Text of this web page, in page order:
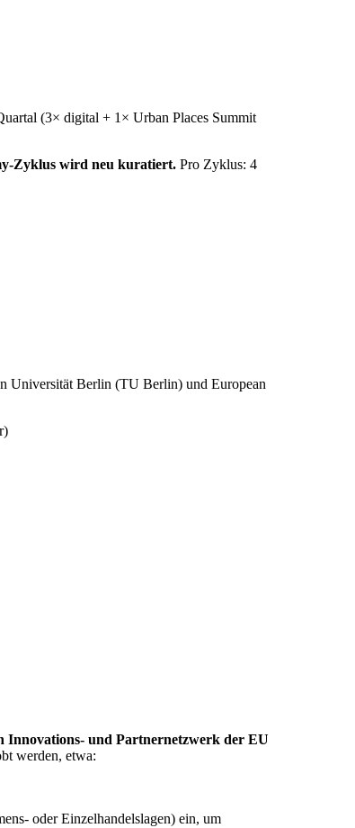
(3× digital + 1× Urban Places Summit
wird neu kuratiert. Pro Zyklus: 4
Universität Berlin (TU Berlin) und European
Innovations- und Partnernetzwerk der EU
werden, etwa:
oder Einzelhandelslagen) ein, um